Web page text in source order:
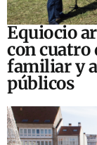
Equiocio
con cuatro
familiar y
públicos